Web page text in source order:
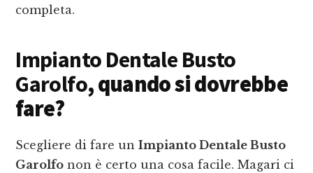
completa.
Impianto Dentale Busto
Garolfo, quando si dovrebbe
fare?
Scegliere di fare unImpianto Dentale Busto
Garolfo non è certo una cosa facile. Magari ci